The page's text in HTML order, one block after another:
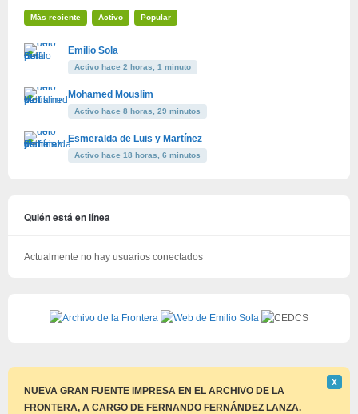
Más reciente Activo Popular
Emilio Sola
Activo hace 2 horas, 1 minuto
Mohamed Mouslim
Activo hace 8 horas, 29 minutos
Esmeralda de Luis y Martínez
Activo hace 18 horas, 6 minutos
Quién está en línea
Actualmente no hay usuarios conectados
NUEVA GRAN FUENTE IMPRESA EN EL ARCHIVO DE LA
FRONTERA, A CARGO DE FERNANDO FERNÁNDEZ LANZA.
este
Χ